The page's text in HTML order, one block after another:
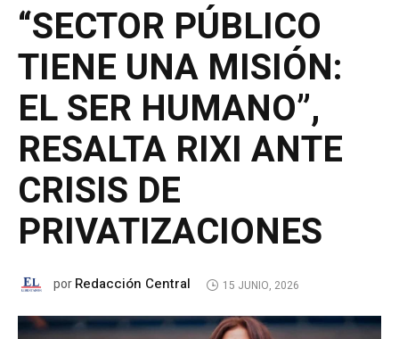
“SECTOR PÚBLICO
TIENE UNA MISIÓN:
EL SER HUMANO”,
RESALTA RIXI ANTE
CRISIS DE
PRIVATIZACIONES
porRedacción Central 15 JUNIO, 2026